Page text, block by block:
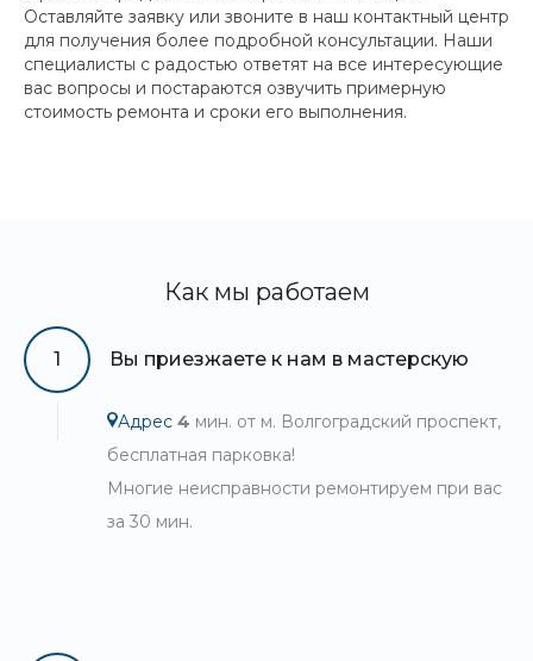
Оставляйте заявку или звоните в наш контактный центр
для получения более подробной консультации. Наши
специалисты с радостью ответят на все интересующие
вас вопросы и постараются озвучить примерную
стоимость ремонта и сроки его выполнения.
Как мы работаем
1 Вы приезжаете к нам в мастерскую
Адрес 4 мин. от м. Волгоградский проспект,
бесплатная парковка!
Многие неисправности ремонтируем при вас
за 30 мин.